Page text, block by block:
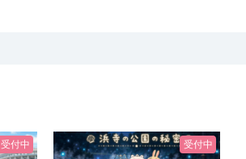
受付中 受付中